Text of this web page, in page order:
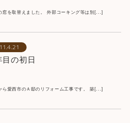
窓を取替えました。 外部コーキング等は別[...]
目の初日
ら愛西市のＡ邸のリフォーム工事です。 築[...]